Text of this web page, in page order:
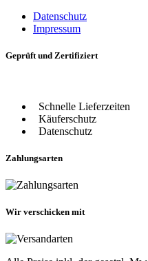
Datenschutz
Impressum
Geprüft und Zertifiziert
Schnelle Lieferzeiten
Käuferschutz
Datenschutz
Zahlungsarten
Wir verschicken mit